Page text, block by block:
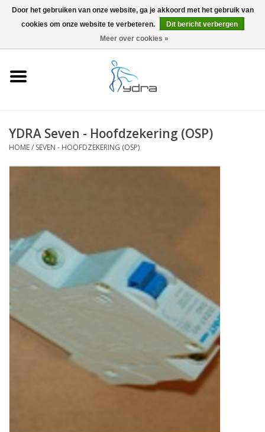
0 Artikelen - €0,00
YDRA Seven - Hoofdzekering (OSP)
HOME/ SEVEN - HOOFDZEKERING (OSP)
Door het gebruiken van onze website, ga je akkoord met het gebruik van
cookies om onze website te verbeteren.
Dit bericht verbergen
Meer over cookies »